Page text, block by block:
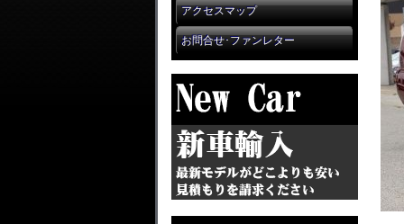
アクセスマップ
お問合せ･ファンレター